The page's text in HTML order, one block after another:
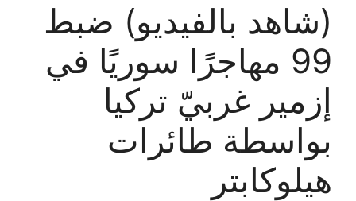
(شاهد بالفيديو) ضبط
99 مهاجرًا سوريًا في
إزمير غربيّ تركيا
بواسطة طائرات
هيلوكابتر